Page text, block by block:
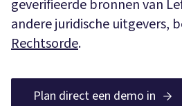
geverifieerde bronnen van
andere juridische uitgevers,
Rechtsorde.
Plan direct een demo in